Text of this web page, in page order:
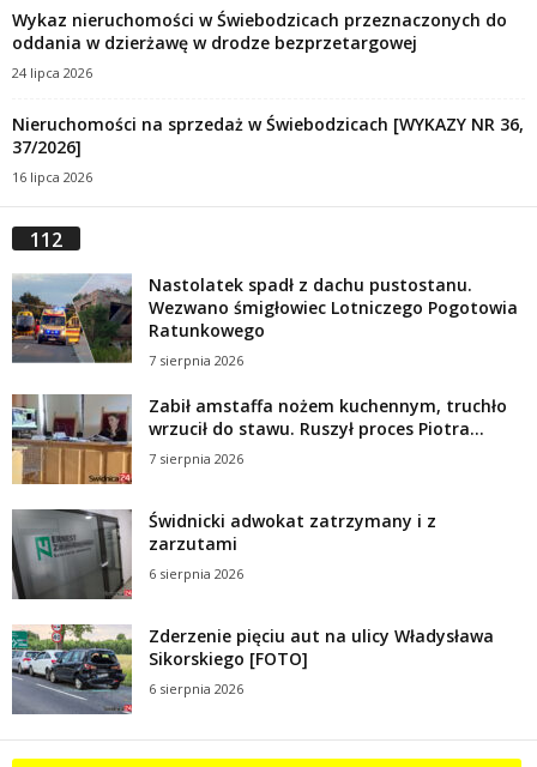
Wykaz nieruchomości w Świebodzicach przeznaczonych do
oddania w dzierżawę w drodze bezprzetargowej
24 lipca 2026
Nieruchomości na sprzedaż w Świebodzicach [WYKAZY NR 36,
37/2026]
16 lipca 2026
112
Nastolatek spadł z dachu pustostanu.
Wezwano śmigłowiec Lotniczego Pogotowia
Ratunkowego
7 sierpnia 2026
Zabił amstaffa nożem kuchennym, truchło
wrzucił do stawu. Ruszył proces Piotra...
7 sierpnia 2026
Świdnicki adwokat zatrzymany i z
zarzutami
6 sierpnia 2026
Zderzenie pięciu aut na ulicy Władysława
Sikorskiego [FOTO]
6 sierpnia 2026